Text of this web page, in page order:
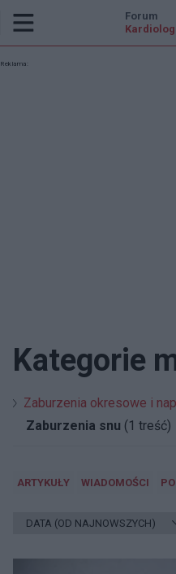
Forum
Reklama:
Kategorie
Zaburzenia okresowe i
Zaburzenia snu (1 treść)
ARTYKUŁY WIADOMOŚCI